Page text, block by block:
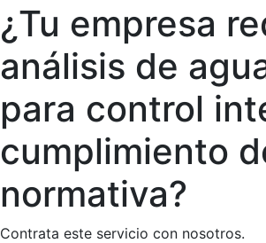
¿Tu empresa
análisis de
para control
cumplimiento
normativa?
Contrata este servicio con nosotros.